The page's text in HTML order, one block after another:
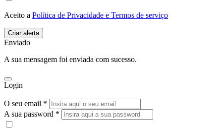
Aceito a Política de Privacidade e Termos de serviço
Enviado
A sua mensagem foi enviada com sucesso.
Login
O seu email *
A sua password *